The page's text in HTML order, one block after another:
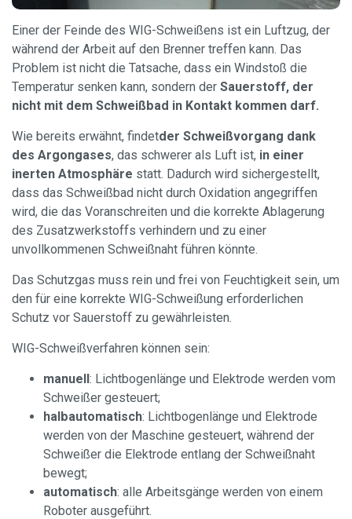
Einer der Feinde des WIG-Schweißens ist ein Luftzug, der
während der Arbeit auf den Brenner treffen kann. Das
Problem ist nicht die Tatsache, dass ein Windstoß die
Temperatur senken kann, sondern der Sauerstoff, der
nicht mit dem Schweißbad in Kontakt kommen darf.
Wie bereits erwähnt, findetder Schweißvorgang dank
des Argongases, das schwerer als Luft ist, in einer
inerten Atmosphäre statt. Dadurch wird sichergestellt,
dass das Schweißbad nicht durch Oxidation angegriffen
wird, die das Voranschreiten und die korrekte Ablagerung
des Zusatzwerkstoffs verhindern und zu einer
unvollkommenen Schweißnaht führen könnte.
Das Schutzgas muss rein und frei von Feuchtigkeit sein, um
den für eine korrekte WIG-Schweißung erforderlichen
Schutz vor Sauerstoff zu gewährleisten.
WIG-Schweißverfahren können sein:
manuell: Lichtbogenlänge und Elektrode werden vom
Schweißer gesteuert;
halbautomatisch: Lichtbogenlänge und Elektrode
werden von der Maschine gesteuert, während der
Schweißer die Elektrode entlang der Schweißnaht
bewegt;
automatisch: alle Arbeitsgänge werden von einem
Roboter ausgeführt.